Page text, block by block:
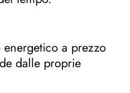
a prezzo
dalle proprie